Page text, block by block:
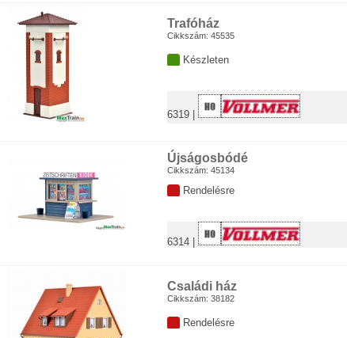
Märklin
VULCAN
BEMO
WIKING
BRAWA
HELJAN
HOBBYTRAIN
BUSCH
JäGERNDORFER
Herpa
Praline
I.M.U.
Trafóház
Cikkszám: 45535
Készleten
6319 |
Újságosbódé
Cikkszám: 45134
Rendelésre
6314 |
Családi ház
Cikkszám: 38182
Rendelésre